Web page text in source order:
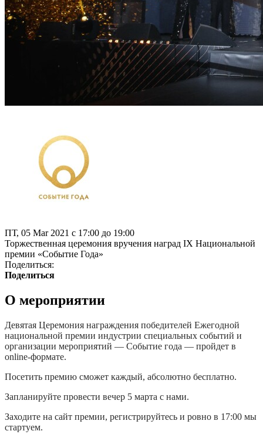
ПТ, 05 Mar 2021 с 17:00 до 19:00
Торжественная церемония вручения наград IX Национальной
премии «Событие Года»
Поделиться:
Поделиться
О мероприятии
Девятая Церемония награждения победителей Ежегодной
национальной премии индустрии специальных событий и
организации мероприятий — Событие года — пройдет в
online-формате.
Посетить премию сможет каждый, абсолютно бесплатно.
Запланируйте провести вечер 5 марта с нами.
Заходите на сайт премии, регистрируйтесь и ровно в 17:00 мы
стартуем.